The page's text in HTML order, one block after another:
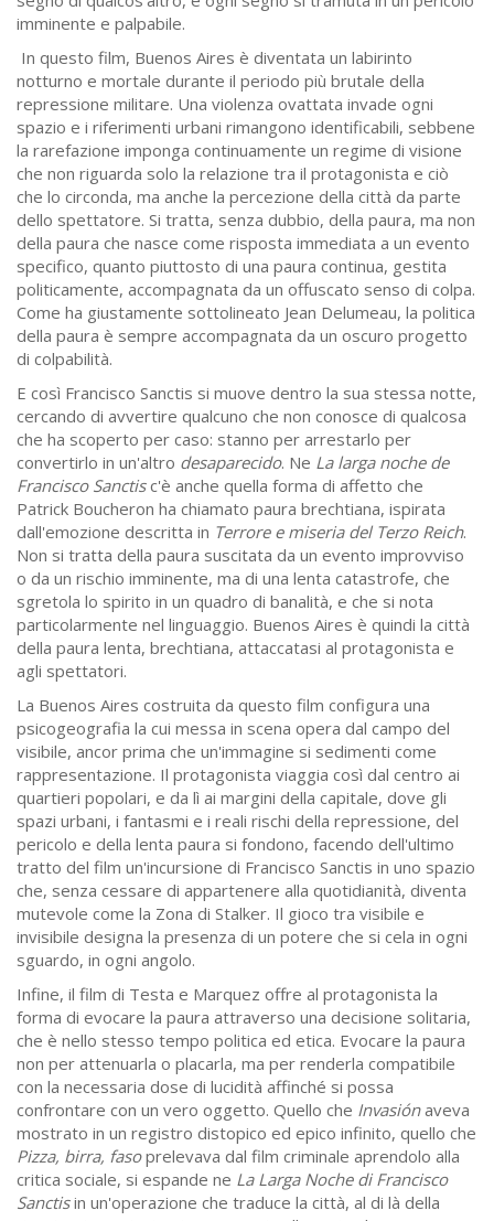
imminente e palpabile.
In questo film, Buenos Aires è diventata un labirinto
notturno e mortale durante il periodo più brutale della
repressione militare. Una violenza ovattata invade ogni
spazio e i riferimenti urbani rimangono identificabili, sebbene
la rarefazione imponga continuamente un regime di visione
che non riguarda solo la relazione tra il protagonista e ciò
che lo circonda, ma anche la percezione della città da parte
dello spettatore. Si tratta, senza dubbio, della paura, ma non
della paura che nasce come risposta immediata a un evento
specifico, quanto piuttosto di una paura continua, gestita
politicamente, accompagnata da un offuscato senso di colpa.
Come ha giustamente sottolineato Jean Delumeau, la politica
della paura è sempre accompagnata da un oscuro progetto
di colpabilità.
E così Francisco Sanctis si muove dentro la sua stessa notte,
cercando di avvertire qualcuno che non conosce di qualcosa
che ha scoperto per caso: stanno per arrestarlo per
convertirlo in un'altro desaparecido. Ne La larga noche de
Francisco Sanctisc'è anche quella forma di affetto che
Patrick Boucheron ha chiamato paura brechtiana, ispirata
dall'emozione descritta in Terrore e miseria del Terzo Reich.
Non si tratta della paura suscitata da un evento improvviso
o da un rischio imminente, ma di una lenta catastrofe, che
sgretola lo spirito in un quadro di banalità, e che si nota
particolarmente nel linguaggio. Buenos Aires è quindi la città
della paura lenta, brechtiana, attaccatasi al protagonista e
agli spettatori.
La Buenos Aires costruita da questo film configura una
psicogeografia la cui messa in scena opera dal campo del
visibile, ancor prima che un'immagine si sedimenti come
rappresentazione. Il protagonista viaggia così dal centro ai
quartieri popolari, e da lì ai margini della capitale, dove gli
spazi urbani, i fantasmi e i reali rischi della repressione, del
pericolo e della lenta paura si fondono, facendo dell'ultimo
tratto del film un'incursione di Francisco Sanctis in uno spazio
che, senza cessare di appartenere alla quotidianità, diventa
mutevole come la Zona di Stalker. Il gioco tra visibile e
invisibile designa la presenza di un potere che si cela in ogni
sguardo, in ogni angolo.
Infine, il film di Testa e Marquez offre al protagonista la
forma di evocare la paura attraverso una decisione solitaria,
che è nello stesso tempo politica ed etica. Evocare la paura
non per attenuarla o placarla, ma per renderla compatibile
con la necessaria dose di lucidità affinché si possa
confrontare con un vero oggetto. Quello che Invasiónaveva
mostrato in un registro distopico ed epico infinito, quello che
Pizza, birra, fasoprelevava dal film criminale aprendolo alla
critica sociale, si espande ne La Larga Noche di Francisco
Sanctisin un'operazione che traduce la città, al di là della